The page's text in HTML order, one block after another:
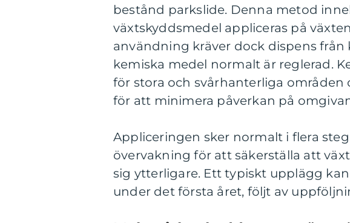
bestånd parkslide. Denna metod
växtskyddsmedel appliceras på
användning kräver dock dispens
kemiska medel normalt är reglerad.
för stora och svårhanterliga områden
för att minimera påverkan på
Appliceringen sker normalt i flera
övervakning för att säkerställa att
sig ytterligare. Ett typiskt upplägg
under det första året, följt av